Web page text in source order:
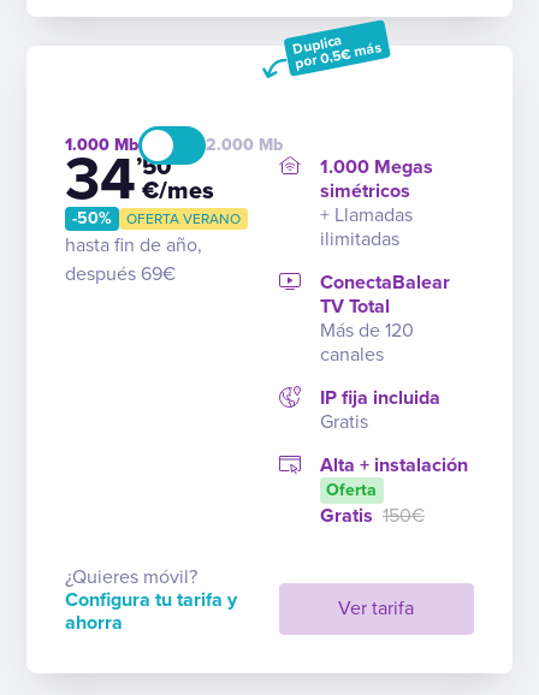
1.000 2.000
Duplica
por 0,5€ más
34’50
€/mes
-50% OFERTA VERANO
hasta fin de año,
después 69€
Ver tarifa
1.000 Megas
simétricos
+ Llamadas
ilimitadas
ConectaBalear
TV Total
Más de 120
canales
IP fija incluida
Gratis
Alta + instalación
Oferta
Gratis 150€
¿Quieres móvil?
Configura tu tarifa y
ahorra